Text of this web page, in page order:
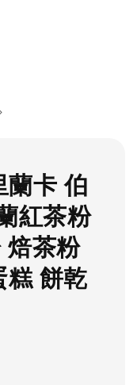
蘭卡 伯
紅茶粉
焙茶粉
糕 餅乾